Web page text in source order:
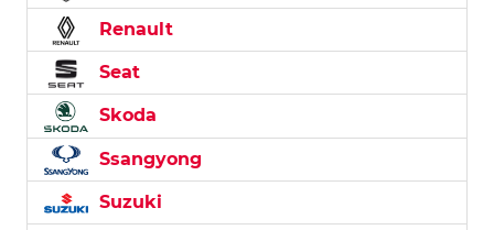
Renault
Seat
Skoda
Ssangyong
Suzuki